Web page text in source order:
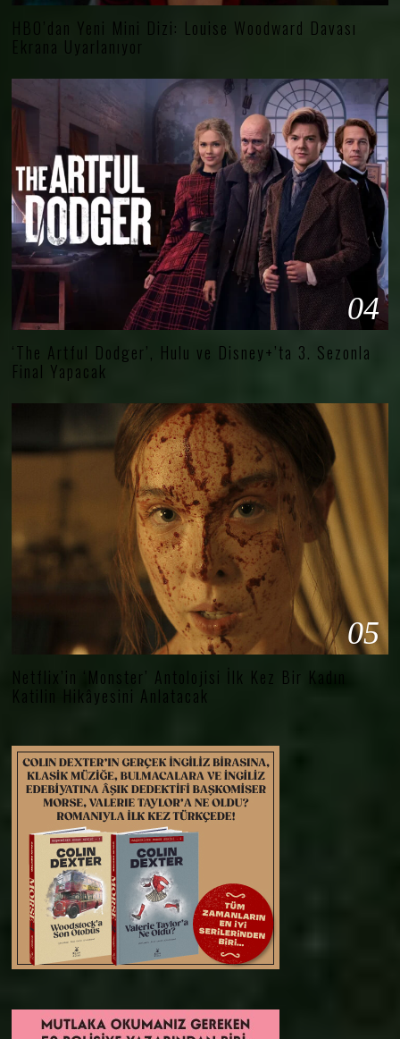
HBO’dan Yeni Mini Dizi: Louise Woodward Davası
Ekrana Uyarlanıyor
04
‘The Artful Dodger’, Hulu ve Disney+’ta 3. Sezonla
Final Yapacak
05
Netflix’in ‘Monster’ Antolojisi İlk Kez Bir Kadın
Katilin Hikâyesini Anlatacak